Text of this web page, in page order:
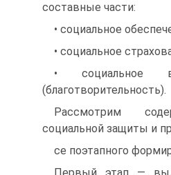
составные части:
• социальное
• социальное
• социальное
(благотворительность).
Рассмотрим
социальной защиты и
се поэтапного